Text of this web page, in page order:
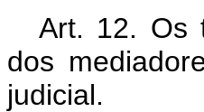
Art. 12. Os
dos
judicial.